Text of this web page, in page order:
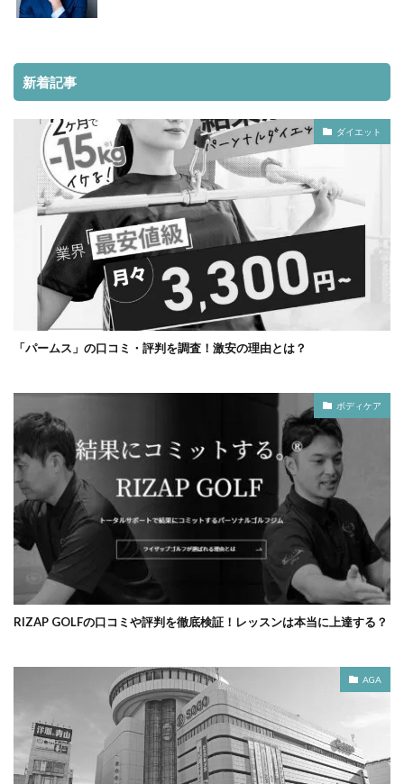
新着記事
ダイエット
「パームス」の口コミ・評判を調査！激安の理由とは？
ボディケア
RIZAP GOLFの口コミや評判を徹底検証！レッスンは本当に上達する？
AGA